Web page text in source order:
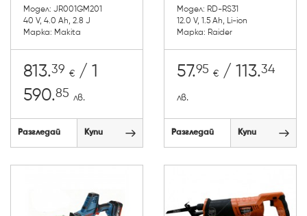
Модел: JR001GM201
40 V, 4.0 Ah, 2.8 J
Марка: Makita
813.39 € / 1
590.85 лв.
Разгледай Купи
Модел: RD-RS31
12.0 V, 1.5 Ah, Li-ion
Марка: Raider
57.95 € / 113.34
лв.
Разгледай Купи